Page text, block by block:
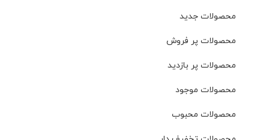
محصولات جدید
محصولات پر فروش
محصولات پر بازدید
محصولات موجود
محصولات محبوب